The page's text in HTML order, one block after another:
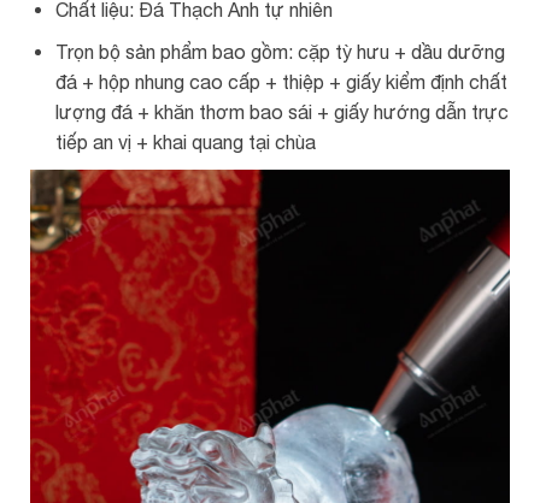
Chất liệu: Đá Thạch Anh tự nhiên
Trọn bộ sản phẩm bao gồm: cặp tỳ hưu + dầu dưỡng
đá + hộp nhung cao cấp + thiệp + giấy kiểm định chất
lượng đá + khăn thơm bao sái + giấy hướng dẫn trực
tiếp an vị + khai quang tại chùa